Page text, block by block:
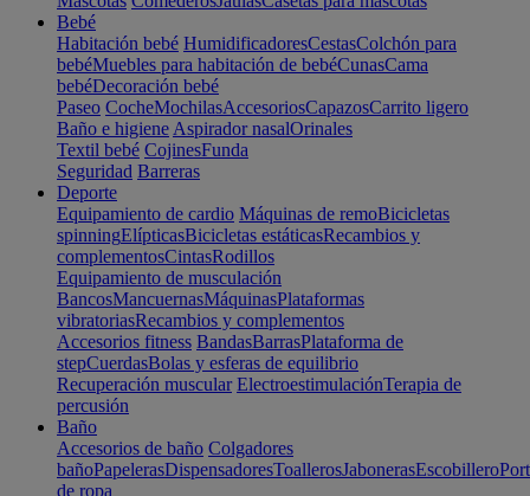
Bebé
Habitación bebé HumidificadoresCestasColchón para
bebéMuebles para habitación de bebéCunasCama
bebéDecoración bebé
Paseo CocheMochilasAccesoriosCapazosCarrito ligero
Baño e higiene Aspirador nasalOrinales
Textil bebé CojinesFunda
Seguridad Barreras
Deporte
Equipamiento de cardio Máquinas de remoBicicletas
spinningElípticasBicicletas estáticasRecambios y
complementosCintasRodillos
Equipamiento de musculación
BancosMancuernasMáquinasPlataformas
vibratoriasRecambios y complementos
Accesorios fitness BandasBarrasPlataforma de
stepCuerdasBolas y esferas de equilibrio
Recuperación muscular ElectroestimulaciónTerapia de
percusión
Baño
Accesorios de baño Colgadores
bañoPapelerasDispensadoresToallerosJabonerasEscobillero
de ropa